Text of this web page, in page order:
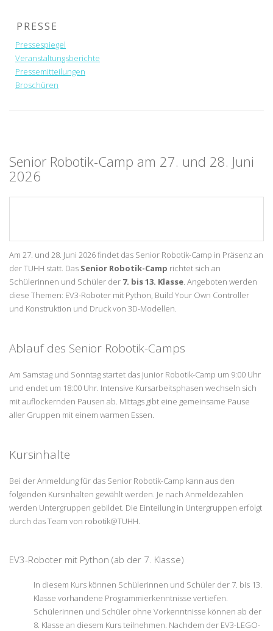
PRESSE
Pressespiegel
Veranstaltungsberichte
Pressemitteilungen
Broschüren
Senior Robotik-Camp am 27. und 28. Juni
2026
Am 27. und 28. Juni 2026 findet das Senior Robotik-Camp in Präsenz an
der TUHH statt. Das Senior Robotik-Camp richtet sich an
Schülerinnen und Schüler der 7. bis 13. Klasse. Angeboten werden
diese Themen: EV3-Roboter mit Python, Build Your Own Controller
und Konstruktion und Druck von 3D-Modellen.
Ablauf des Senior Robotik-Camps
Am Samstag und Sonntag startet das Junior Robotik-Camp um 9:00 Uhr
und endet um 18:00 Uhr. Intensive Kursarbeitsphasen wechseln sich
mit auflockernden Pausen ab. Mittags gibt eine gemeinsame Pause
aller Gruppen mit einem warmen Essen.
Kursinhalte
Bei der Anmeldung für das Senior Robotik-Camp kann aus den
folgenden Kursinhalten gewählt werden. Je nach Anmeldezahlen
werden Untergruppen gebildet. Die Einteilung in Untergruppen erfolgt
durch das Team von robotik@TUHH.
EV3-Roboter mit Python (ab der 7. Klasse)
In diesem Kurs können Schülerinnen und Schüler der 7. bis 13.
Klasse vorhandene Programmierkenntnisse vertiefen.
Schülerinnen und Schüler ohne Vorkenntnisse können ab der
8. Klasse an diesem Kurs teilnehmen. Nachdem der EV3-LEGO-